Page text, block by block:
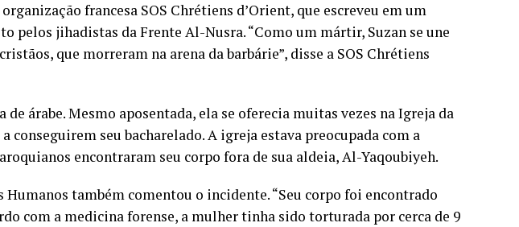
francesa SOS Chrétiens d’Orient, que escreveu em um
pelos jihadistas da Frente Al-Nusra. “Como um mártir, Suzan se une
que morreram na arena da barbárie”, disse a SOS Chrétiens
árabe. Mesmo aposentada, ela se oferecia muitas vezes na Igreja da
conseguirem seu bacharelado. A igreja estava preocupada com a
encontraram seu corpo fora de sua aldeia, Al-Yaqoubiyeh.
também comentou o incidente. “Seu corpo foi encontrado
com a medicina forense, a mulher tinha sido torturada por cerca de 9